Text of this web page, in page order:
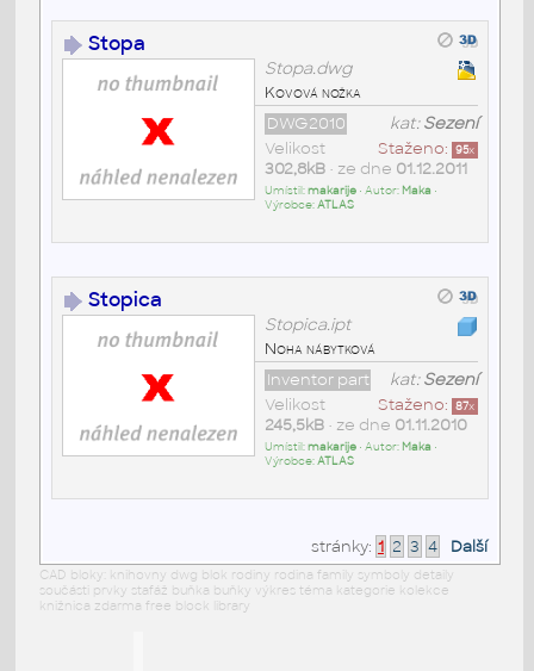
Stopa
Stopa.dwg
Kovová nožka
kat:Sezení
DWG2010
Staženo: 95x
Velikost
302,8kB• ze dne 01.12.2011
Umístil:makarije• Autor: Maka •
Výrobce:ATLAS
Stopica
Stopica.ipt
Noha nábytková
kat:Sezení
Inventor part
Staženo: 87x
Velikost
245,5kB• ze dne 01.11.2010
Umístil:makarije• Autor: Maka •
Výrobce:ATLAS
stránky: 1 2 3 4 Další
CAD bloky: knihovny dwg blok rodiny rodina family symboly detaily
součásti prvky stafáž buňka buňky výkres téma kategorie kolekce
knižnica zdarma free block library